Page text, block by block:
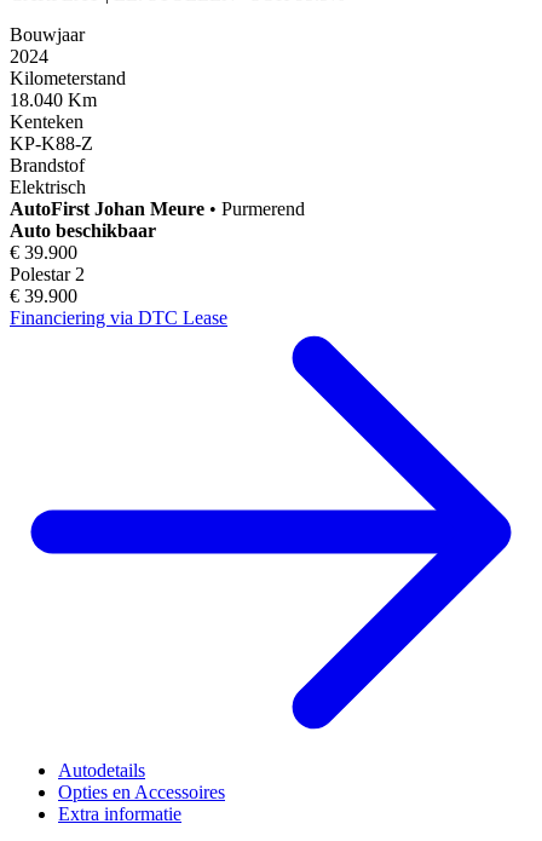
Bouwjaar
2024
Kilometerstand
18.040 Km
Kenteken
KP-K88-Z
Brandstof
Elektrisch
AutoFirst Johan Meure • Purmerend
Auto beschikbaar
€ 39.900
Polestar 2
€ 39.900
Financiering via DTC Lease
Autodetails
Opties en Accessoires
Extra informatie